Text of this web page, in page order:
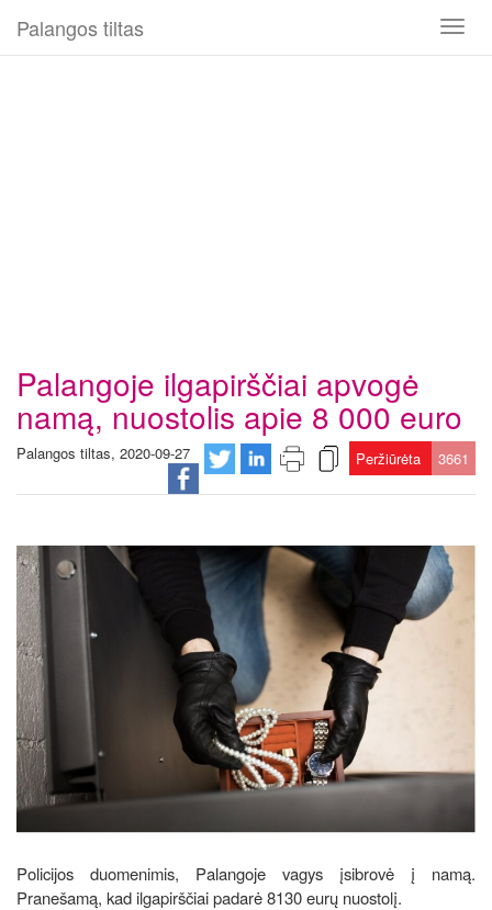
Toggle
Palangos tiltas
Palangoje ilgapirščiai apvogė
namą, nuostolis apie 8 000 euro
Palangos tiltas, 2020-09-27 Peržiūrėta 3661
Policijos duomenimis, Palangoje vagys įsibrovė į namą.
Pranešamą, kad ilgapirščiai padarė 8130 eurų nuostolį.